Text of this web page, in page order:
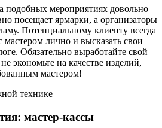
подобных мероприятиях довольно
посещает ярмарки, а организаторы
Потенциальному клиенту всегда
мастером лично и высказать свои
Обязательно выработайте свой
экономьте на качестве изделий,
мастером!
технике
мастер-кассы